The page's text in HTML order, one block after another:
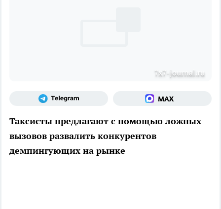
7x7-journal.ru
Таксисты предлагают с помощью ложных
вызовов развалить конкурентов
демпингующих на рынке